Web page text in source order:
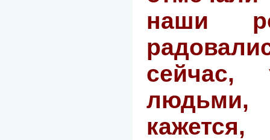
наши
сейчас,